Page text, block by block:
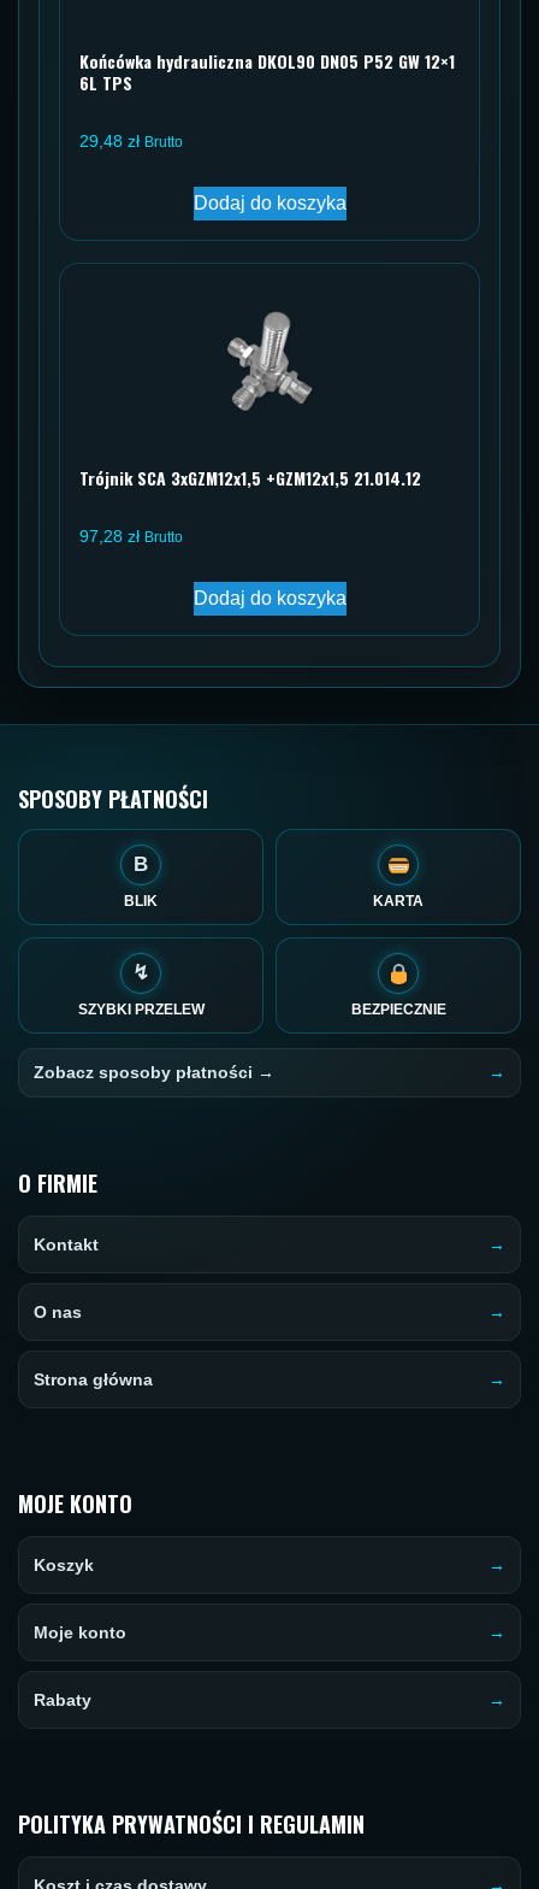
Końcówka hydrauliczna DKOL90 DN05 P52 GW 12×1
6L TPS
29,48 zł Brutto
Dodaj do koszyka
Trójnik SCA 3xGZM12x1,5 +GZM12x1,5 21.014.12
97,28 zł Brutto
Dodaj do koszyka
SPOSOBY PŁATNOŚCI
B
BLIK KARTA
↯
SZYBKI PRZELEW BEZPIECZNIE
Zobacz sposoby płatności →
O FIRMIE
Kontakt
O nas
Strona główna
MOJE KONTO
Koszyk
Moje konto
Rabaty
POLITYKA PRYWATNOŚCI I REGULAMIN